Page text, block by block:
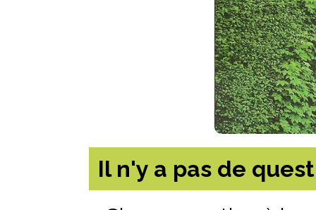
Il n'y a pas de